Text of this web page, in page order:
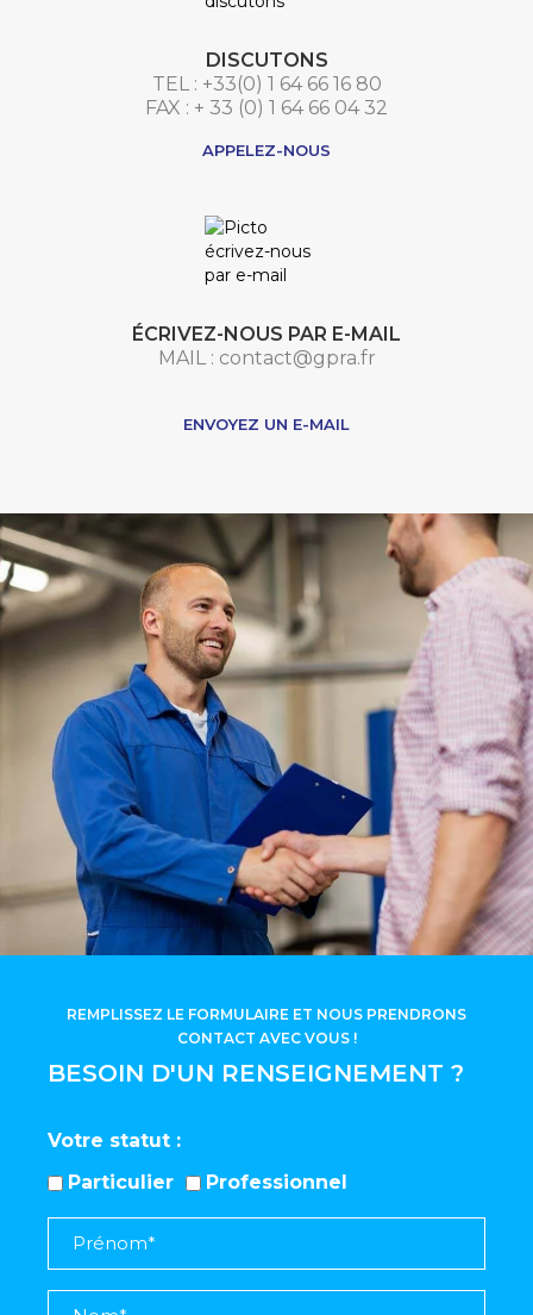
DISCUTONS
TEL : +33(0) 1 64 66 16 80
FAX : + 33 (0) 1 64 66 04 32
APPELEZ-NOUS
ÉCRIVEZ-NOUS PAR E-MAIL
MAIL : contact@gpra.fr
ENVOYEZ UN E-MAIL
BESOIN D'UN RENSEIGNEMENT ?
REMPLISSEZ LE FORMULAIRE ET NOUS PRENDRONS
CONTACT AVEC VOUS !
Votre statut
Particulier
Professionnel